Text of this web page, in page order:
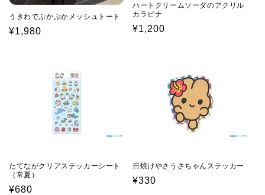
うきわでぷかぷかメッシュトート
通
¥1,980
ハートクリームソーダのアクリル
カラビナ
通
¥1,200
たてながクリアステッカーシート
（常夏）
通
¥680
日焼けやさうさちゃんステッカー
通
¥330